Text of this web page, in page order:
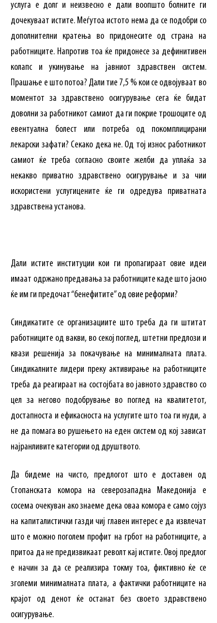
услуга е долг и неизвесно е дали воопшто болните ги
дочекуваат истите. Меѓутоа истото нема да се подобри со
дополнителни кратења во придонесите од страна на
работниците. Напротив тоа ќе придонесе за дефинитивен
колапс и укинување на јавниот здравствен систем.
Прашање е што потоа? Дали тие 7,5 % кои се одвојуваат во
моментот за здравствено осигурување сега ќе бидат
доволни за работникот самиот да ги покрие трошоците од
евентуална болест или потреба од покомплицирани
лекарски зафати? Секако дека не. Од тој износ работникот
самиот ќе треба согласно своите желби да уплаќа за
некакво приватно здравствено осигурување и за чии
искористени услугицените ќе ги одредува приватната
здравствена установа.
Дали истите институции кои ги пропагираат овие идеи
имаат одржано предавања за работниците каде што јасно
ќе им ги предочат “бенефитите” од овие реформи?
Синдикатите се организациите што треба да ги штитат
работниците од вакви, во секој поглед, штетни предлози и
квази решенија за покачување на минималната плата.
Синдикалните лидери преку активирање на работниците
треба да реагираат на состојбата во јавното здравство со
цел за негово подобрување во поглед на квалитетот,
достапноста и ефикасноста на услугите што тоа ги нуди, а
не да помага во рушењето на еден систем од кој зависат
најранливите категории од друштвото.
Да бидеме на чисто, предлогот што е доставен од
Стопанската комора на северозападна Македонија е
сосема очекуван ако знаеме дека оваа комора е само сојуз
на капиталистички газди чиј главен интерес е да извлечат
што е можно поголем профит на грбот на работниците, а
притоа да не предизвикаат револт кај истите. Овој предлог
е начин за да се реализира токму тоа, фиктивно ќе се
зголеми минималната плата, а фактички работниците на
крајот од денот ќе останат без своето здравствено
осигурување.